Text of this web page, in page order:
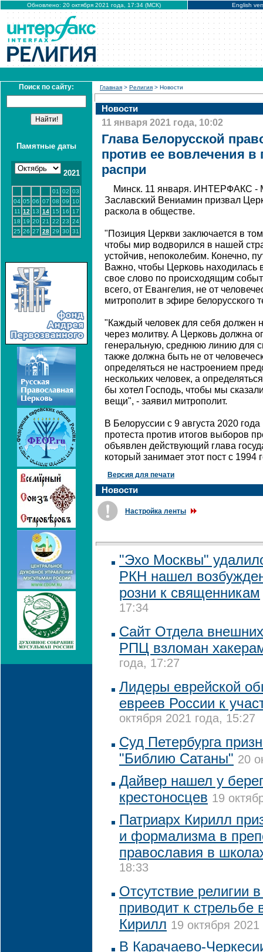
Обновлено: 20 октября 2021 года, 17:34 (МСК) English
Поиск по сайту:
Памятные даты
2021
01 02 03
04 05 06 07 08 09
10
11 12 13 14 15 16
17
18 19 20 21 22 23 24
25 26 27 28 29 30 31
Главная > Религия > Новости
Новости
11 января 2021 года, 10:02
Глава Белорусской
против ее вовлечения в
распри
Минск. 11 января. ИНТЕРФАКС -
Заславский Вениамин призвал
раскола в обществе.
"Позиция Церкви заключается в
чтобы мир водворился в нашей
устойчив, непоколебим. Конечно,
Важно, чтобы Церковь находилась
свое слово по происходящим
всего, от Евангелия, не от
митрополит в эфире белорусского
"Каждый человек для себя должен
через молитву. А Церковь должна
генеральную, среднюю линию для
также должна быть не от
определяться не настроением
нескольких человек, а
бы хотел Господь, чтобы мы
вещи", - заявил митрополит.
В Белоруссии с 9 августа 2020
протеста против итогов выборов
объявлен действующий глава
который занимает этот пост с 1994
Версия для печати
Новости
Настройка ленты
"Эхо Москвы"
РКН нашел
розни к священникам
17:34
Сайт Отдела
РПЦ взломан
года, 17:27
Лидеры еврейской
евреев России к
октября 2021 года, 15:27
Суд Петербурга
"Библию Сатаны" 20
Дайвер нашел у
крестоносцев 19
Патриарх Кирилл
и формализма в
православия в
18:33
Отсутствие религии
приводит к стрельбе
Кирилл 19 октября
В Карачаево-